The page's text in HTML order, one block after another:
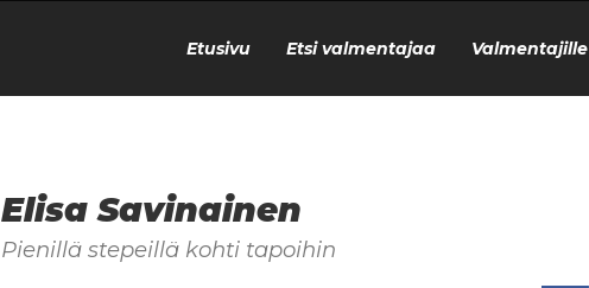
Etusivu Etsi valmentajaa Valmentajille
Elisa Savinainen
Pienillä stepeillä kohti tapoihin